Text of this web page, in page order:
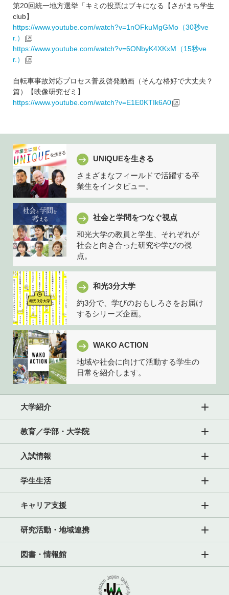
第20回統一地方選挙「キミの投票はブキになる【さがまち学生
club】
https://www.youtube.com/watch?v=1nOFkuMgGMo（30秒ve
r.）
https://www.youtube.com/watch?v=6ONbyK4XKxM（15秒ve
r.）
自転車事故対応プロセス普及啓発動画（そんな格好で大丈夫？
篇）【映像研究ゼミ】
https://www.youtube.com/watch?v=E1E0KTIk6A0
UNIQUEを生きる
さまざまなフィールドで活躍する卒
業生をインタビュー。
社会と学問をつなぐ視点
和光大学の教員と学生、それぞれが
社会と向き合った研究や学びの視
点。
和光3分大学
約3分で、学びのおもしろさをお届け
するシリーズ企画。
WAKO ACTION
地域や社会に向けて活動する学生の
日常を紹介します。
大学紹介
教育／学部・大学院
入試情報
学生生活
キャリア支援
研究活動・地域連携
図書・情報館